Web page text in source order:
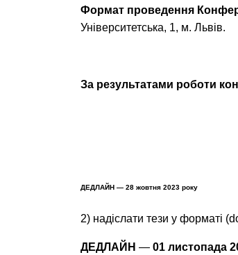
Формат проведення
Університетська, 1, м. Львів.
За результатами роботи
ДЕДЛАЙН — 28 жовтня 2023 року
2) надіслати тези у форматі
ДЕДЛАЙН — 01 листопада